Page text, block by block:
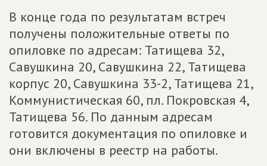
В конце года по результатам встреч
получены положительные ответы по
опиловке по адресам: Татищева 32,
Савушкина 20, Савушкина 22, Татищева
корпус 20, Савушкина 33-2, Татищева 21,
Коммунистическая 60, пл. Покровская 4,
Татищева 56. По данным адресам
готовится документация по опиловке и
они включены в реестр на работы.